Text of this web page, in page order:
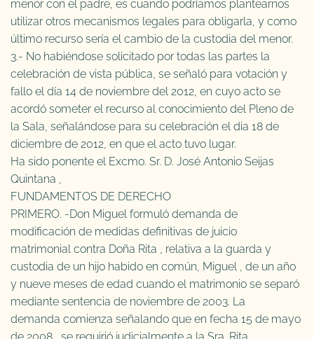
menor con el padre, es cuando podríamos plantearnos
utilizar otros mecanismos legales para obligarla, y como
último recurso sería el cambio de la custodia del menor.
3.- No habiéndose solicitado por todas las partes la
celebración de vista pública, se señaló para votación y
fallo el día 14 de noviembre del 2012, en cuyo acto se
acordó someter el recurso al conocimiento del Pleno de
la Sala, señalándose para su celebración el dia 18 de
diciembre de 2012, en que el acto tuvo lugar.
Ha sido ponente el Excmo. Sr. D. José Antonio Seijas
Quintana ,
FUNDAMENTOS DE DERECHO
PRIMERO. -Don Miguel formuló demanda de
modificación de medidas definitivas de juicio
matrimonial contra Doña Rita , relativa a la guarda y
custodia de un hijo habido en común, Miguel , de un año
y nueve meses de edad cuando el matrimonio se separó
mediante sentencia de noviembre de 2003. La
demanda comienza señalando que en fecha 15 de mayo